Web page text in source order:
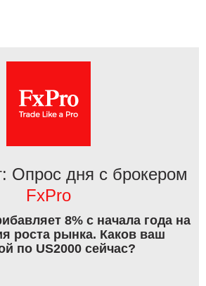
Опрос дня с брокером
FxPro
8% с начала года на
роста рынка. Каков ваш
по US2000 сейчас?